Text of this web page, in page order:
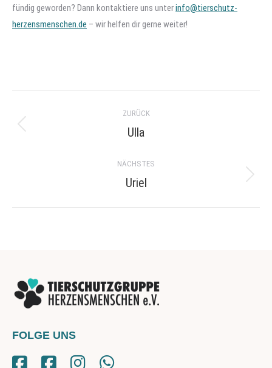
fündig geworden? Dann kontaktiere uns unterinfo@tierschutz-
herzensmenschen.de – wir helfen dir gerne weiter!
navigation
ZURÜCK
Previous
Ulla
NÄCHSTES
Next
Uriel
FOLGE UNS